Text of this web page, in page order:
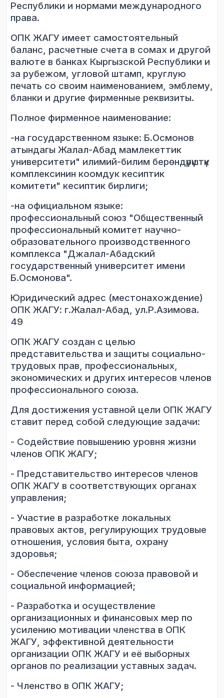
Республики и нормами международного
права.
ОПК ЖАГУ имеет самостоятельный
баланс, расчетные счета в сомах и другой
валюте в банках Кыргызской Республики и
за рубежом, угловой штамп, круглую
печать со своим наименованием, эмблему,
бланки и другие фирменные реквизиты.
Полное фирменное наименование:
-на государственном языке: Б.Осмонов
атындагы Жалал-Абад мамлекеттик
университети" илимий-билим берөндүрүштүк
комплексинин коомдук кесиптик
комитети" кесиптик бирлиги;
-на официальном языке:
профессиональный союз "Общественный
профессиональный комитет научно-
образовательного производственного
комплекса "Джалал-Абадский
государственный университет имени
Б.Осмонова".
Юридический адрес (местонахождение)
ОПК ЖАГУ: г.Жалал-Абад, ул.Р.Азимова.
49
ОПК ЖАГУ создан с целью
представительства и защиты социально-
трудовых прав, профессиональных,
экономических и других интересов членов
профессионального союза.
Для достижения уставной цели ОПК ЖАГУ
ставит перед собой следующие задачи:
- Содействие повышению уровня жизни
членов ОПК ЖАГУ;
- Представительство интересов членов
ОПК ЖАГУ в соответствующих органах
управления;
- Участие в разработке локальных
правовых актов, регулирующих трудовые
отношения, условия быта, охрану
здоровья;
- Обеспечение членов союза правовой и
социальной информацией;
- Разработка и осуществление
организационных и финансовых мер по
усилению мотивации членства в ОПК
ЖАГУ, эффективной деятельности
организации ОПК ЖАГУ и её выборных
органов по реализации уставных задач.
- Членство в ОПК ЖАГУ;